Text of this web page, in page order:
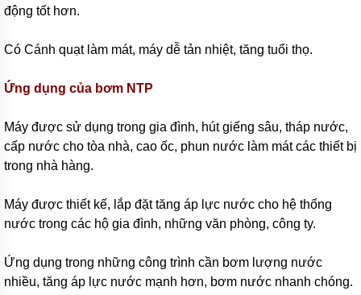
Máy
bơm
áp
hỏa-
Bơm
móng-
thải
Tiểu
phun
động tốt hơn.
Có Cánh quạt làm mát, máy dễ tản nhiệt, tăng tuổi thọ.
Ứng dụng của bơm NTP
Máy được sử dụng trong gia đình, hút giếng sâu, tháp nước,
cấp nước cho tòa nhà, cao ốc, phun nước làm mát các thiết bị
trong nhà hàng.
Máy được thiết kế, lắp đặt tăng áp lực nước cho hệ thống
nước trong các hộ gia đình, những văn phòng, công ty.
Ứng dụng trong những công trình cần bơm lượng nước
nhiều, tăng áp lực nước mạnh hơn, bơm nước nhanh chóng.